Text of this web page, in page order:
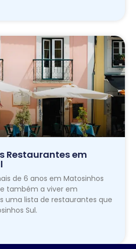
Restaurantes em
de 6 anos em Matosinhos
também a viver em
uma lista de restaurantes que
Sul.